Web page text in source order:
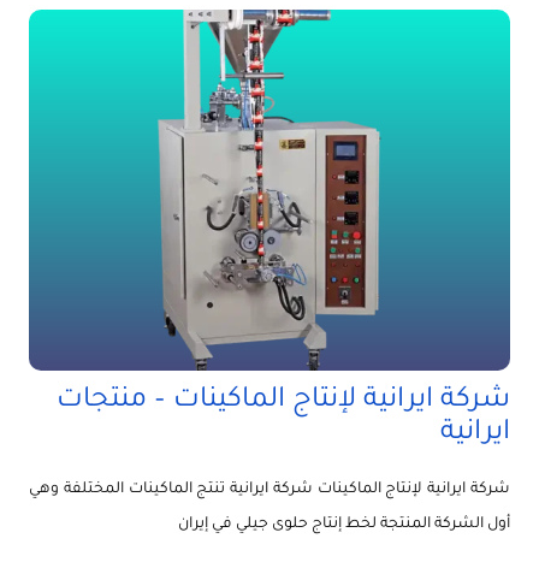
شركة ايرانية لإنتاج الماكينات – منتجات
ايرانية
شركة ايرانية لإنتاج الماكينات شركة ايرانية تنتج الماكينات المختلفة وهي
أول الشركة المنتجة لخط إنتاج حلوى جيلي في إيران